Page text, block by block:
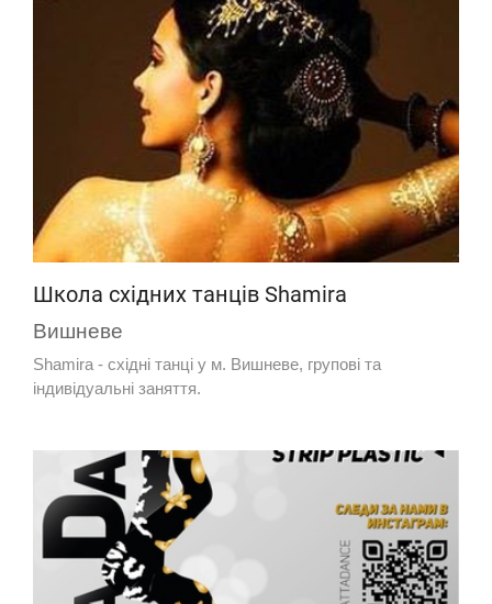
Школа східних танців Shamira
Вишневе
Shamira - східні танці у м. Вишневе, групові та
індивідуальні заняття.